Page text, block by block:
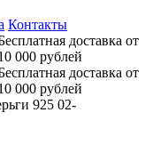
Контакты
доставка от
000 рублей
доставка от
000 рублей
925 02-